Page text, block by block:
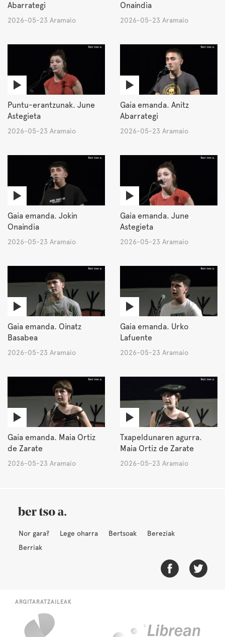
Abarrategi
2026-05-23 Aramaio
Onaindia
2026-05-23 Aramaio
Puntu-erantzunak. June
Astegieta
2026-05-23 Aramaio
Gaia emanda. Anitz
Abarrategi
2026-05-23 Aramaio
Gaia emanda. Jokin
Onaindia
2026-05-23 Aramaio
Gaia emanda. June
Astegieta
2026-05-23 Aramaio
Gaia emanda. Oinatz
Basabea
2026-05-23 Aramaio
Gaia emanda. Urko
Lafuente
2026-05-23 Aramaio
Gaia emanda. Maia Ortiz
de Zarate
2026-05-23 Aramaio
Txapeldunaren agurra.
Maia Ortiz de Zarate
2026-05-23 Aramaio
Nor gara? Lege oharra Bertsoak
Bereziak
Berriak
ARGITARATZAILEAK